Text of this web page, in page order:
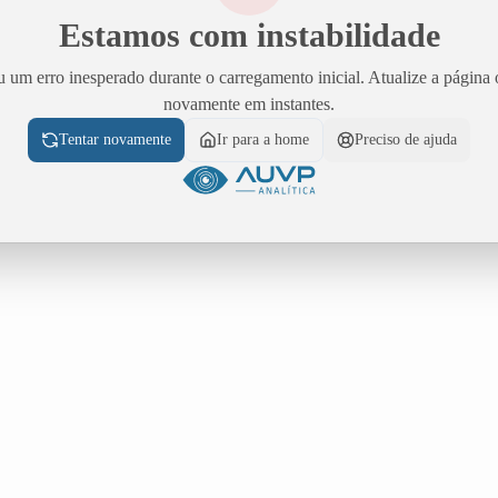
Estamos com instabilidade
um erro inesperado durante o carregamento inicial. Atualize a página
novamente em instantes.
Tentar novamente Ir para a home Preciso de ajuda